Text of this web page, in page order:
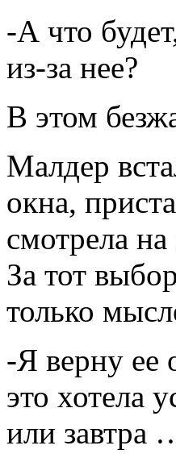
-А что
из-за нее?
В этом
Малдер
окна,
смотрела
За тот
только
-Я верну ее
это хотела
или завтра